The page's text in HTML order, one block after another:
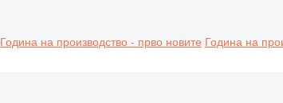
Година на производство - прво новите Година на